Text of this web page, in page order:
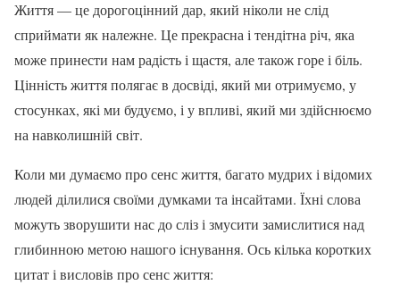
Життя — це дорогоцінний дар, який ніколи не слід
сприймати як належне. Це прекрасна і тендітна річ, яка
може принести нам радість і щастя, але також горе і біль.
Цінність життя полягає в досвіді, який ми отримуємо, у
стосунках, які ми будуємо, і у впливі, який ми здійснюємо
на навколишній світ.
Коли ми думаємо про сенс життя, багато мудрих і відомих
людей ділилися своїми думками та інсайтами. Їхні слова
можуть зворушити нас до сліз і змусити замислитися над
глибинною метою нашого існування. Ось кілька коротких
цитат і висловів про сенс життя: